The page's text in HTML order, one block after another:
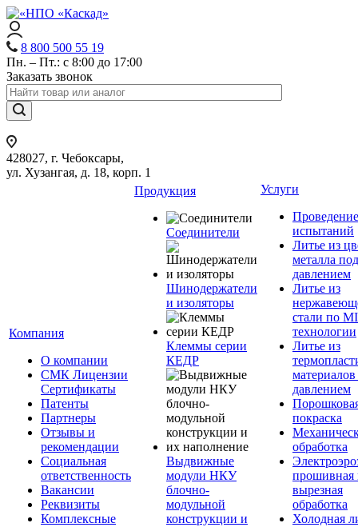
8 800 500 55 19
Пн. – Пт.: с 8:00 до 17:00
Заказать звонок
428027, г. Чебоксары,
ул. Хузангая, д. 18, корп. 1
Компания
О компании
СМК Лицензии
Сертификаты
Патенты
Партнеры
Отзывы и
рекомендации
Социальная
ответственность
Вакансии
Реквизиты
Комплексные
Продукция
Соединители
Шинодержатели
и изоляторы
Клеммы серии
КЕДР
Выдвижные
модули НКУ
блочно-
модульной
конструкции и
Услуги
Проведение
испытаний
Литье из
металла под
давлением
Литье из
стали по
технологии
Литье из
давлением
покраска
обработка
прошивная
вырезная
обработка
Холодная